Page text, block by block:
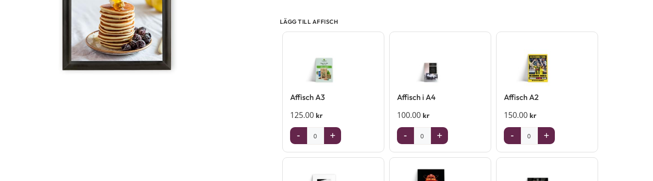
LÄGG TILL AFFISCH
Affisch A3
125.00 kr
- +
Affisch i A4
100.00 kr
- +
Affisch A2
150.00 kr
- +